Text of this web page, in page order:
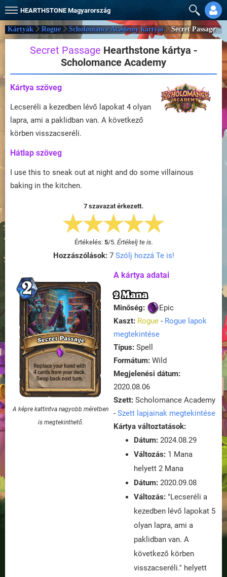
HEARTHSTONE Magyarország
Kártyák Rogue Scholomance Academy kártyái Secret Passage
Secret Passage Hearthstone kártya -
Scholomance Academy
Kártya szöveg
Lecseréli a kezedben lévő lapokat 4 olyan
lapra, ami a paklidban van. A következő
körben visszacseréli.
Hátlap szöveg
I use this to sneak out at night and do some villainous
baking in the kitchen.
7 szavazat érkezett.
Értékelés: 5/5. Értékelj te is.
Hozzászólások:7 Szólj hozzá Te is!
A képre kattintva nagyobb méretben
is megtekinthető.
A kártya adatai
2 Mana
Minőség:
Epic
Kaszt: Rogue - Rogue lapok
megtekintése
Típus: Spell
Formátum: Wild
Megjelenési dátum:
2020.08.06
Szett: Scholomance Academy
- Szett lapjainak megtekintése
Kártya változtatások:
Dátum: 2024.08.29
Változás: 1 Mana
helyett 2 Mana
Dátum: 2020.09.08
Változás: "Lecseréli a
kezedben lévő lapokat 5
olyan lapra, ami a
paklidban van. A
következő körben
visszacseréli." helyett